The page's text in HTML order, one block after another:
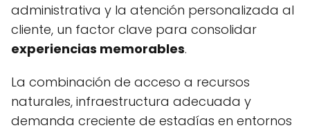
administrativa y la atención personalizada al
cliente, un factor clave para consolidar
experiencias memorables.
La combinación de acceso a recursos
naturales, infraestructura adecuada y
demanda creciente de estadías en entornos